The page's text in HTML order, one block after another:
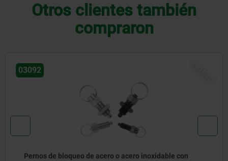
Otros clientes también
compraron
Pernos de bloqueo de acero o acero inoxidable sin